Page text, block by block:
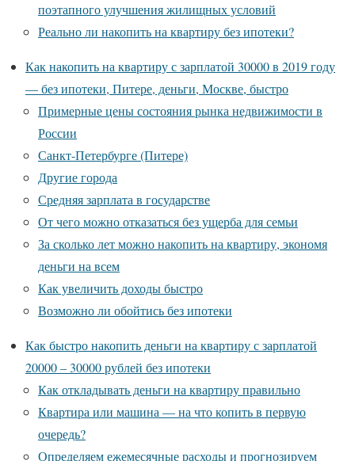
поэтапного улучшения жилищных условий
Реально ли накопить на квартиру без ипотеки?
Как накопить на квартиру с зарплатой 30000 в 2019 году
— без ипотеки, Питере, деньги, Москве, быстро
Примерные цены состояния рынка недвижимости в
России
Санкт-Петербурге (Питере)
Другие города
Средняя зарплата в государстве
От чего можно отказаться без ущерба для семьи
За сколько лет можно накопить на квартиру, экономя
деньги на всем
Как увеличить доходы быстро
Возможно ли обойтись без ипотеки
Как быстро накопить деньги на квартиру с зарплатой
20000 – 30000 рублей без ипотеки
Как откладывать деньги на квартиру правильно
Квартира или машина — на что копить в первую
очередь?
Определяем ежемесячные расходы и прогнозируем